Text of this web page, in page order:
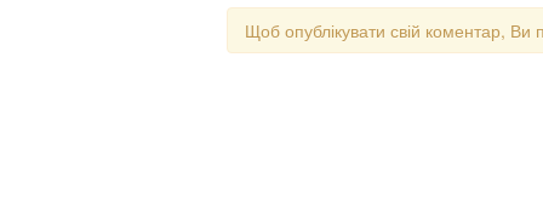
Щоб опублікувати свій коментар, Ви